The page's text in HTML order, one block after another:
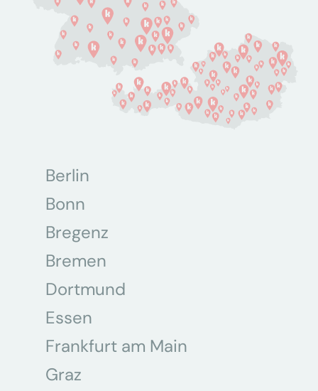
Berlin
Bonn
Bregenz
Bremen
Dortmund
Essen
Frankfurt am Main
Graz